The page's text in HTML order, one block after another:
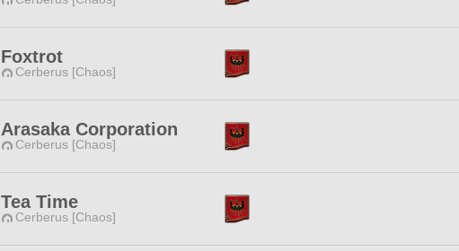
Foxtrot
Cerberus [Chaos]
Arasaka Corporation
Cerberus [Chaos]
Tea Time
Cerberus [Chaos]